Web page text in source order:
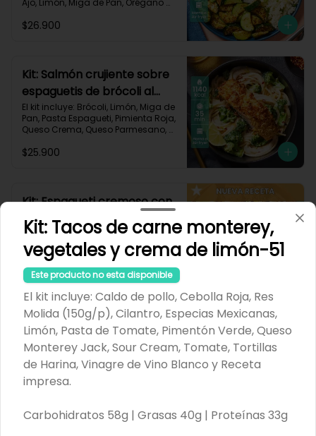
Ajo, Limón, Miga de Pan, Orégano
congelado), Sour Cream, Zucchini
Proteínas 36g
$26.900
Kit: Salmón crujiente sobre
espaguetis de brócoli al
limón-122
El kit incluye: Brócoli, Limón, Miga de
Pan, Pasta Espagueti, Pimienta Roja,
Queso Crema, Queso Parmesano,
Receta Impresa
$25.900
Kit: Espagueti cremoso con
camarones al limón, maíz y
zucchini-151
El kit incluye: Camarones (130g/p -
peso congelado), Cebolla Chalota,
Crema de Leche, Diente de Ajo,
Limón, Maíz, Pasta Espagueti, Perejil
Fresco, Queso Parmesano, Zucchini
Verde, Receta Impresa.
680 kcal	| Carbohidratos 84g |
Grasas 21g | Proteínas 35g
$20.900
Kit: Arroz jazmín con
camarones, crema agria y
cilantro-69
El kit incluye: Arroz Jazmín, Caldo de
Pollo, Camarones (130g/p - peso
congelado), Cebolla Chalota,
Cinnamon Paprika, Sour Cream,
Kit: Tacos de carne monterey,
vegetales y crema de limón-51
Este producto no esta disponible
El kit incluye: Caldo de pollo, Cebolla Roja, Res
Molida (150g/p), Cilantro, Especias Mexicanas,
Limón, Pasta de Tomate, Pimentón Verde, Queso
Monterey Jack, Sour Cream, Tomate, Tortillas
de Harina, Vinagre de Vino Blanco y Receta
impresa.
Carbohidratos 58g | Grasas 40g | Proteínas 33g